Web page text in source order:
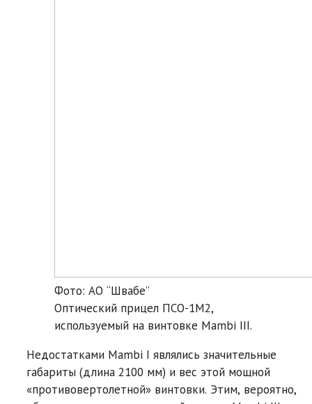
Фото: АО “Швабе”
Оптический прицел ПСО-1М2,
используемый на винтовке Mambi III.
Недостатками Mambi I являлись значительные
габариты (длина 2100 мм) и вес этой мощной
«противовертолетной» винтовки. Этим, вероятно,